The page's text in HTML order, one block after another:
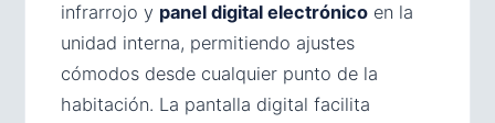
infrarrojo y panel digital electrónico en la
unidad interna, permitiendo ajustes
cómodos desde cualquier punto de la
habitación. La pantalla digital facilita